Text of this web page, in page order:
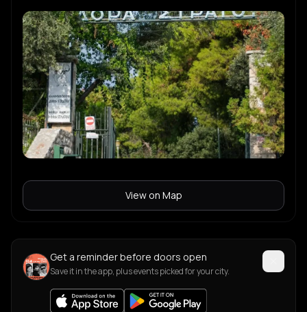
View on Map
Get a reminder before doors open
Save it in the app, plus events picked for your city.